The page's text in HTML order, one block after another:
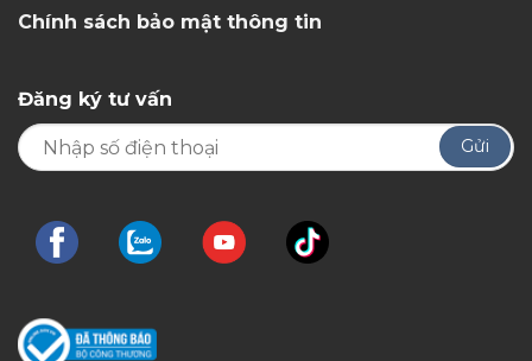
Chính sách bảo mật thông tin
Đăng ký tư vấn